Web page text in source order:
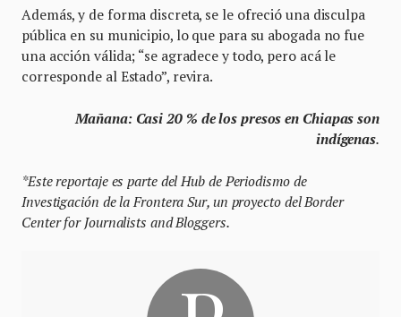
Además, y de forma discreta, se le ofreció una disculpa
pública en su municipio, lo que para su abogada no fue
una acción válida; “se agradece y todo, pero acá le
corresponde al Estado”, revira.
Mañana: Casi 20 % de los presos en Chiapas son
indígenas.
*Este reportaje es parte del Hub de Periodismo de
Investigación de la Frontera Sur, un proyecto del Border
Center for Journalists and Bloggers.